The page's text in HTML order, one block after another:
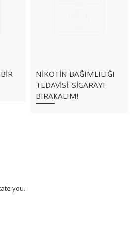
NİKOTİN BAĞIMLILIĞI
TEDAVİSİ: SİGARAYI
BIRAKALIM!
you.